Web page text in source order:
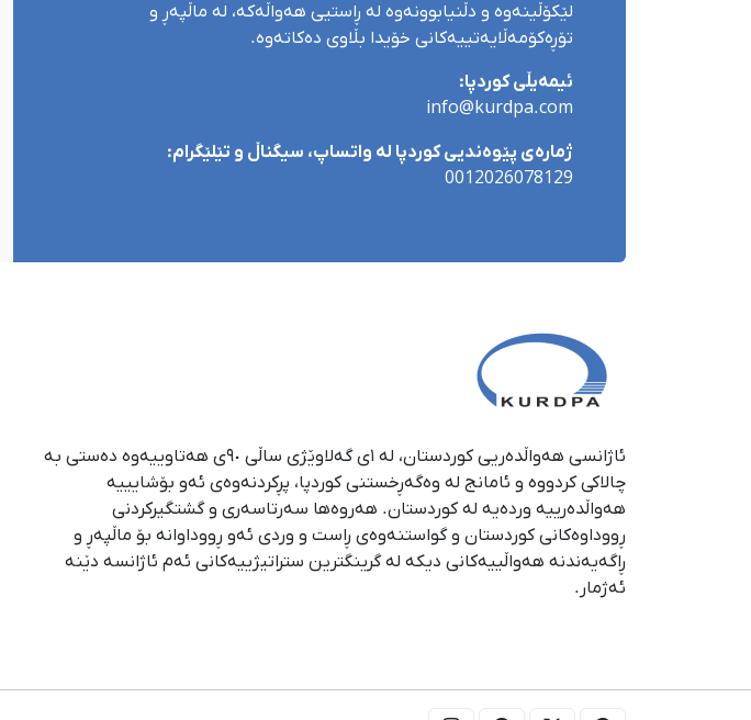
لێکۆڵینەوە و دڵنیابوونەوە لە ڕاستیی هەواڵەکە، لە ماڵپەڕ و
تۆڕەکۆمەڵایەتییەکانی خۆیدا بڵاوی دەکاتەوە.
ئیمەیڵی کوردپا:
info@kurdpa.com
ژمارەی پێوەندیی کوردپا لە واتساپ، سیگناڵ و تێلێگرام:
0012026078129
ئاژانسی هەواڵدەریی کوردستان، لە ١ی گەلاوێژی ساڵی ٩٠ی هەتاوییەوە دەستی بە
چالاکی کردووە و ئامانج لە وەگەڕخستنی كوردپا، پڕكردنەوەی ئەو بۆشایییە
هەواڵدەرییە وردەیە لە كوردستان. هەروەها سەرتاسەری و گشتگیركردنی
ڕووداوەكانی كوردستان و گواستنەوەی ڕاست و وردی ئەو ڕووداوانە بۆ ماڵپەڕ و
ڕاگەیەندنە هەواڵییەكانی دیكە لە گرینگترین ستراتیژییەكانی ئەم ئاژانسە دێنە
ئەژمار.